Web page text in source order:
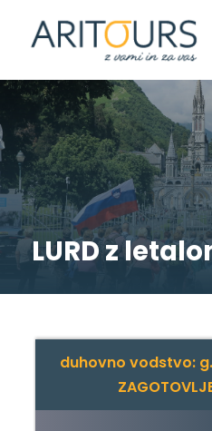
LURD z
duhovno vodstvo: